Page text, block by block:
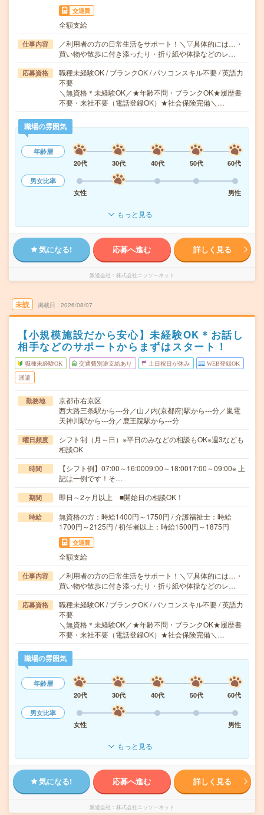
交通費
全額支給
仕事内容
／利用者の方の日常生活をサポート！＼▽具体的には…・
買い物や散歩に付き添ったり・折り紙や体操などのレ…
応募資格
職種未経験OK / ブランクOK / パソコンスキル不要 / 英語力
不要
＼無資格＊未経験OK／★年齢不問・ブランクOK★履歴書
不要・来社不要（電話登録OK）★社会保険完備＼…
職場の雰囲気
年齢層
20代
30代 40代 50代
60代
男女比率
女性
男性
もっと見る
気になる! 応募へ進む 詳しく見る
派遣会社 株式会社ニッソーネット
未読 掲載日 2026/08/07
【小規模施設だから安心】未経験OK＊お話し
相手などのサポートからまずはスタート！
職種未経験OK 交通費別途支給あり 土日祝日が休み WEB登録OK
派遣
勤務地
京都市右京区
西大路三条駅から---分／山ノ内(京都府)駅から---分／嵐電
天神川駅から---分／鹿王院駅から---分
曜日頻度
シフト制（月～日）※平日のみなどの相談もOK※週3なども
相談OK
時間
【シフト例】07:00～16:0009:00～18:0017:00～09:00※ 上
記は一例です！そ…
期間 即日～2ヶ月以上 ■開始日の相談OK！
時給
無資格の方：時給1400円～1750円 / 介護福祉士：時給
1700円～2125円 / 初任者以上：時給1500円～1875円
交通費
全額支給
仕事内容
／利用者の方の日常生活をサポート！＼▽具体的には…・
買い物や散歩に付き添ったり・折り紙や体操などのレ…
応募資格
職種未経験OK / ブランクOK / パソコンスキル不要 / 英語力
不要
＼無資格＊未経験OK／★年齢不問・ブランクOK★履歴書
不要・来社不要（電話登録OK）★社会保険完備＼…
職場の雰囲気
年齢層
20代
30代 40代 50代
60代
男女比率
女性
男性
もっと見る
気になる! 応募へ進む 詳しく見る
派遣会社 株式会社ニッソーネット